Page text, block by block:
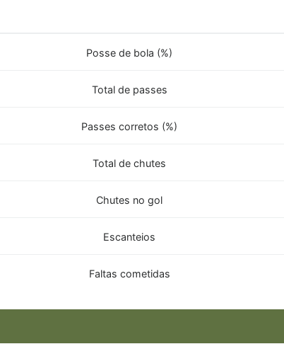
Posse de bola (%)
Total de passes
Passes corretos (%)
Total de chutes
Chutes no gol
Escanteios
Faltas cometidas